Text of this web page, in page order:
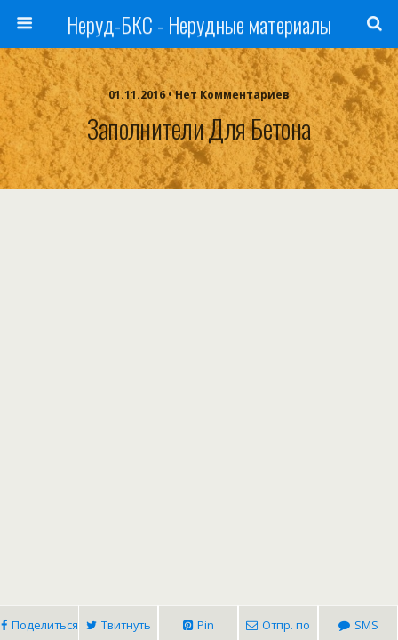
Неруд-БКС - Нерудные материалы
01.11.2016 • Нет Комментариев
Заполнители Для Бетона
Поделиться Твитнуть Pin
Отпр. по
SMS